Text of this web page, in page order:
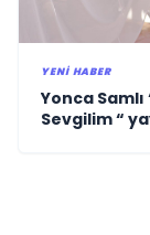
YENI HABER
Yonca
Sevgilim “